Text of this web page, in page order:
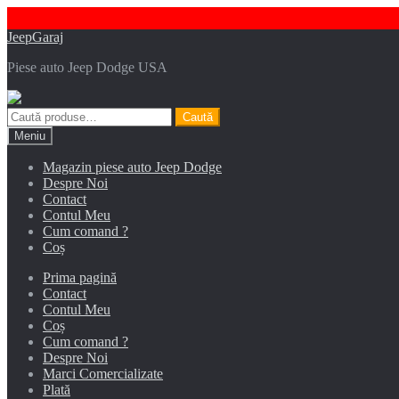
Sari
navigare
Sari
conținut
JeepGaraj
Piese auto Jeep Dodge USA
Caută
după:
Caută
Meniu
Magazin piese auto Jeep Dodge
Despre Noi
Contact
Contul Meu
Cum comand ?
Coș
Prima pagină
Contact
Contul Meu
Coș
Cum comand ?
Despre Noi
Marci Comercializate
Plată